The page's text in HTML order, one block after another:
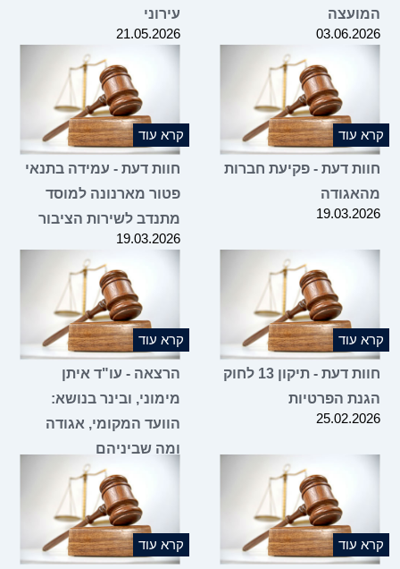
המועצה
03.06.2026
עירוני
21.05.2026
קרא עוד
חוות דעת - פקיעת חברות
מהאגודה
19.03.2026
קרא עוד
חוות דעת - עמידה בתנאי
פטור מארנונה למוסד
מתנדב לשירות הציבור
19.03.2026
קרא עוד
חוות דעת - תיקון 13 לחוק
הגנת הפרטיות
25.02.2026
קרא עוד
הרצאה - עו"ד איתן
מימוני, ובינר בנושא:
הוועד המקומי, אגודה
ומה שביניהם
קרא עוד קרא עוד